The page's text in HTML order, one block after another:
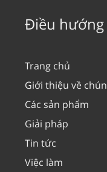
Điều
Trang chủ
Giới thiệu về
Các sản phẩm
Giải pháp
Tin tức
Việc làm